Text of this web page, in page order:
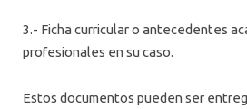
3.- Ficha curricular o antecedentes
profesionales en su caso.
Estos documentos pueden ser